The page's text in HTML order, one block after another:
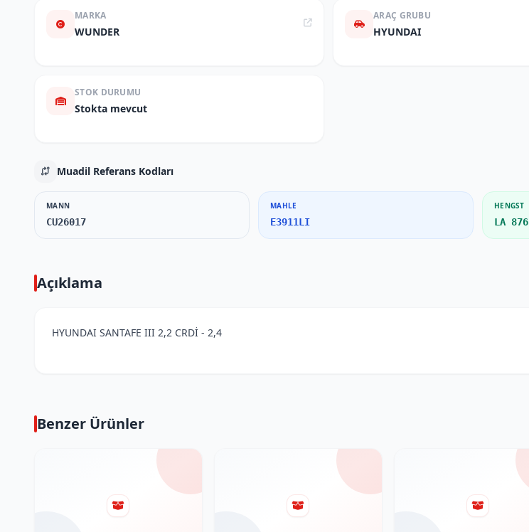
MARKA
WUNDER
ARAÇ GRUBU
HYUNDAI
STOK DURUMU
Stokta mevcut
Muadil Referans Kodları
MANN
CU26017
MAHLE
E3911LI
HENGST
LA 876
Açıklama
HYUNDAI SANTAFE III 2,2 CRDİ - 2,4
Benzer Ürünler